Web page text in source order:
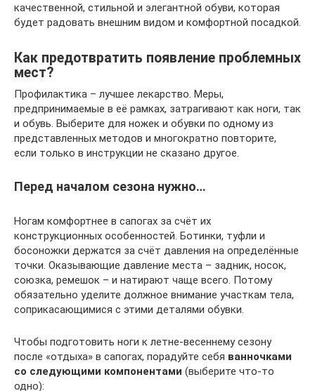
качественной, стильной и элегантной обуви, которая
будет радовать внешним видом и комфортной посадкой.
Как предотвратить появление проблемных
мест?
Профилактика – лучшее лекарство. Меры,
предпринимаемые в её рамках, затрагивают как ноги, так
и обувь. Выберите для ножек и обувки по одному из
представленных методов и многократно повторите,
если только в инструкции не сказано другое.
Перед началом сезона нужно…
Ногам комфортнее в сапогах за счёт их
конструкционных особенностей. Ботинки, туфли и
босоножки держатся за счёт давления на определённые
точки. Оказывающие давление места – задник, носок,
союзка, ремешок – и натирают чаще всего. Потому
обязательно уделите должное внимание участкам тела,
соприкасающимися с этими деталями обувки.
Чтобы подготовить ноги к летне-весеннему сезону
после «отдыха» в сапогах, порадуйте себя ванночками
со следующими компонентами (выберите что-то
одно):